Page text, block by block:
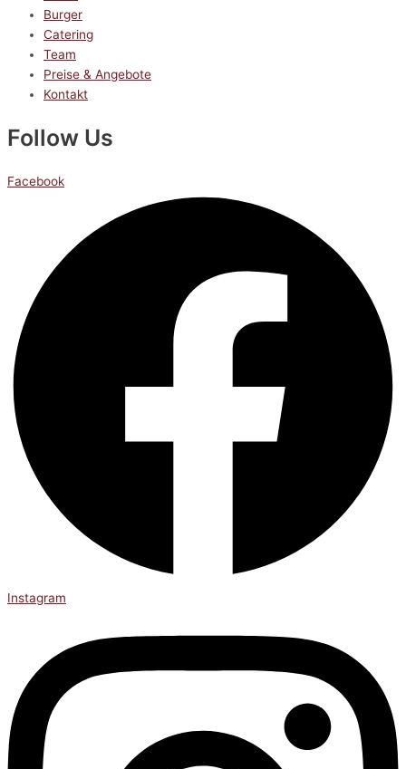
Burger
Catering
Team
Preise & Angebote
Kontakt
Follow Us
Facebook
Instagram